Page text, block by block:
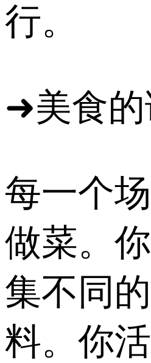
行。
➜美食的
每一个
做菜。
集不同
料。你